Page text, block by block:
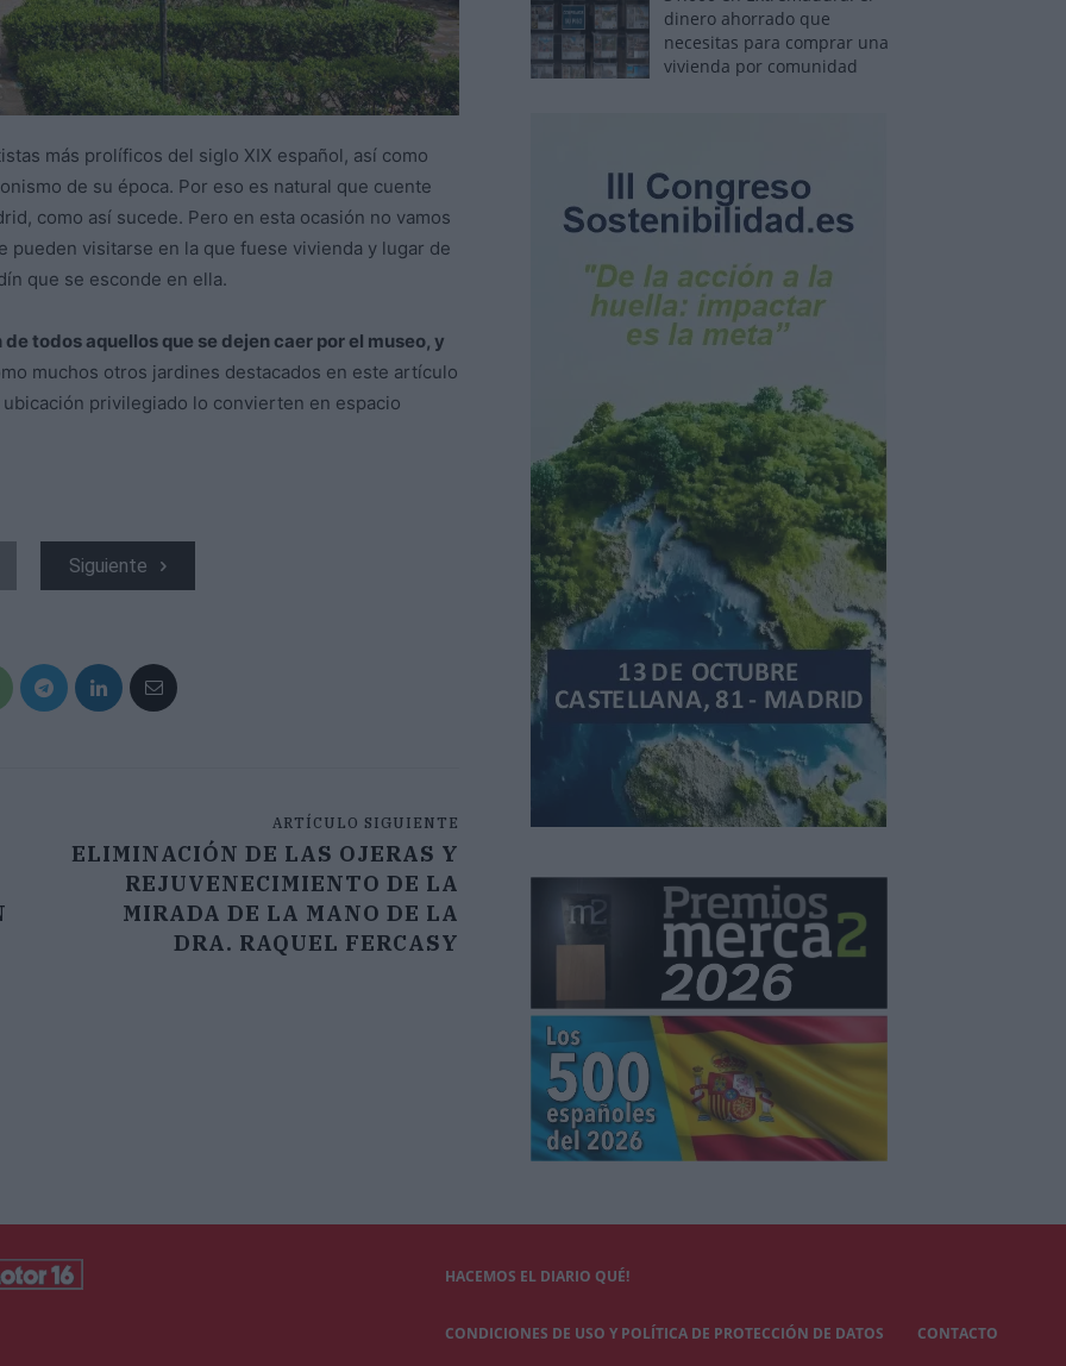
más prolíficos del siglo XIX español, así como
de su época. Por eso es natural que cuente
como así sucede. Pero en esta ocasión no vamos
pueden visitarse en la que fuese vivienda y lugar de
que se esconde en ella.
todos aquellos que se dejen caer por el museo, y
muchos otros jardines destacados en este artículo
privilegiado lo convierten en espacio
Siguiente
ARTÍCULO SIGUIENTE
ELIMINACIÓN DE LAS OJERAS Y
REJUVENECIMIENTO DE LA
MIRADA DE LA MANO DE LA
DRA. RAQUEL FERCASY
dinero ahorrado que
necesitas para comprar una
vivienda por comunidad
HACEMOS EL DIARIO QUÉ!
CONDICIONES DE USO Y POLÍTICA DE PROTECCIÓN DE DATOS CONTACTO